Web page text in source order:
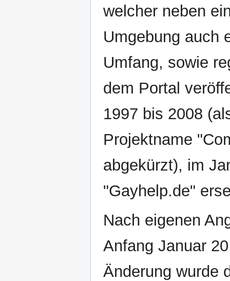
welcher neben
Umgebung auch
Umfang, sowie
dem Portal
1997 bis 2008
Projektname
abgekürzt), im
"Gayhelp.de"
Nach eigenen
Anfang Januar
Änderung wurde